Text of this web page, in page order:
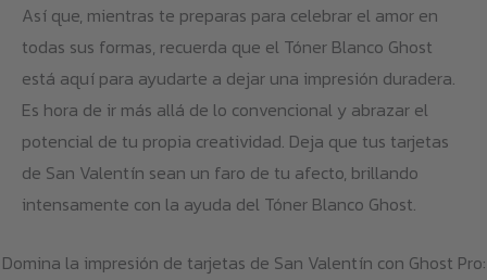
Así que, mientras te preparas para celebrar el amor en
todas sus formas, recuerda que el Tóner Blanco Ghost
está aquí para ayudarte a dejar una impresión duradera.
Es hora de ir más allá de lo convencional y abrazar el
potencial de tu propia creatividad. Deja que tus tarjetas
de San Valentín sean un faro de tu afecto, brillando
intensamente con la ayuda del Tóner Blanco Ghost.
Domina la impresión de tarjetas de San Valentín con Ghost Pro: